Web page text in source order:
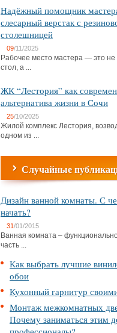
Надёжный помощник
слесарный верстак с
столешницей
09/11/2025
Рабочее место мастера — это не
стол, а ...
ЖК “Лестория” как
альтернатива жизни в Сочи
25/10/2025
Жилой комплекс Лестория,
одном из ...
Случайные
Дизайн ванной комнаты. С
начать?
31/01/2015
Ванная комната –
часть ...
Как выбрать лучшие
обои
Кухонный гарнитур
Монтаж межкомнатных
Почему заниматься этим